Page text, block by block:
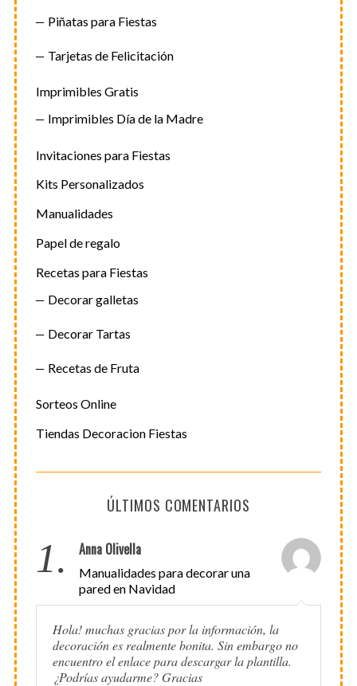
Piñatas para Fiestas
Tarjetas de Felicitación
Imprimibles Gratis
Imprimibles Día de la Madre
Invitaciones para Fiestas
Kits Personalizados
Manualidades
Papel de regalo
Recetas para Fiestas
Decorar galletas
Decorar Tartas
Recetas de Fruta
Sorteos Online
Tiendas Decoracion Fiestas
ÚLTIMOS COMENTARIOS
1. Anna Olivella
Manualidades para decorar una
pared en Navidad
Hola! muchas gracias por la información, la
decoración es realmente bonita. Sin embargo no
encuentro el enlace para descargar la plantilla.
¿Podrías ayudarme? Gracias